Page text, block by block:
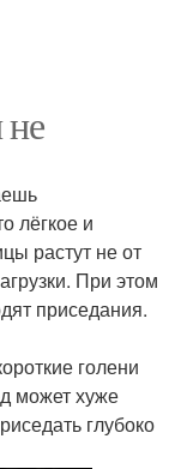
лёгкое и
растут не от
При этом
приседания.
голени
может хуже
глубоко